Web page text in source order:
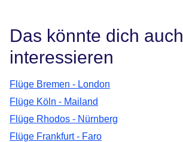
Das könnte dich auch
interessieren
Flüge Bremen - London
Flüge Köln - Mailand
Flüge Rhodos - Nürnberg
Flüge Frankfurt - Faro